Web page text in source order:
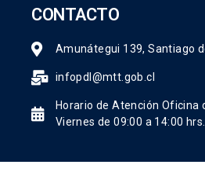
CONTACTO
Amunátegui 139, Santiago
infopdl@mtt.gob.cl
Horario de Atención Oficina
Viernes de 09:00 a 14:00 hrs.